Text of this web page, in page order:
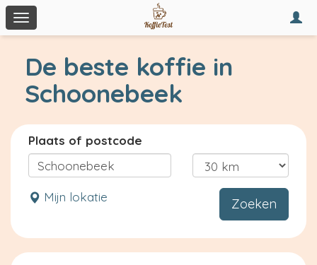
Toggle
navigation
De beste koffie in
Schoonebeek
Plaats of postcode
Mijn lokatie Zoeken